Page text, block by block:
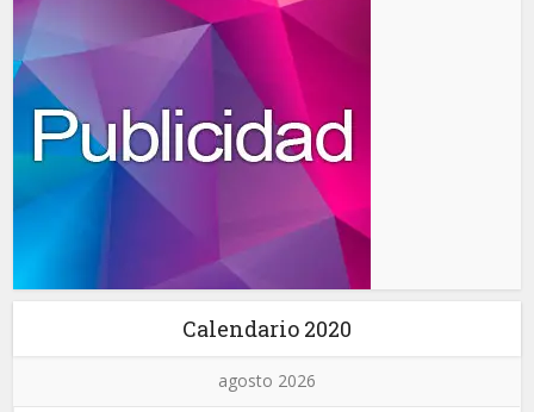
Calendario 2020
agosto 2026